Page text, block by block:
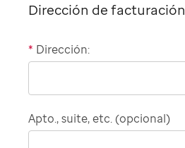
Dirección de facturación
Domestic
billing
* Dirección:
Apto., suite, etc. (opcional)